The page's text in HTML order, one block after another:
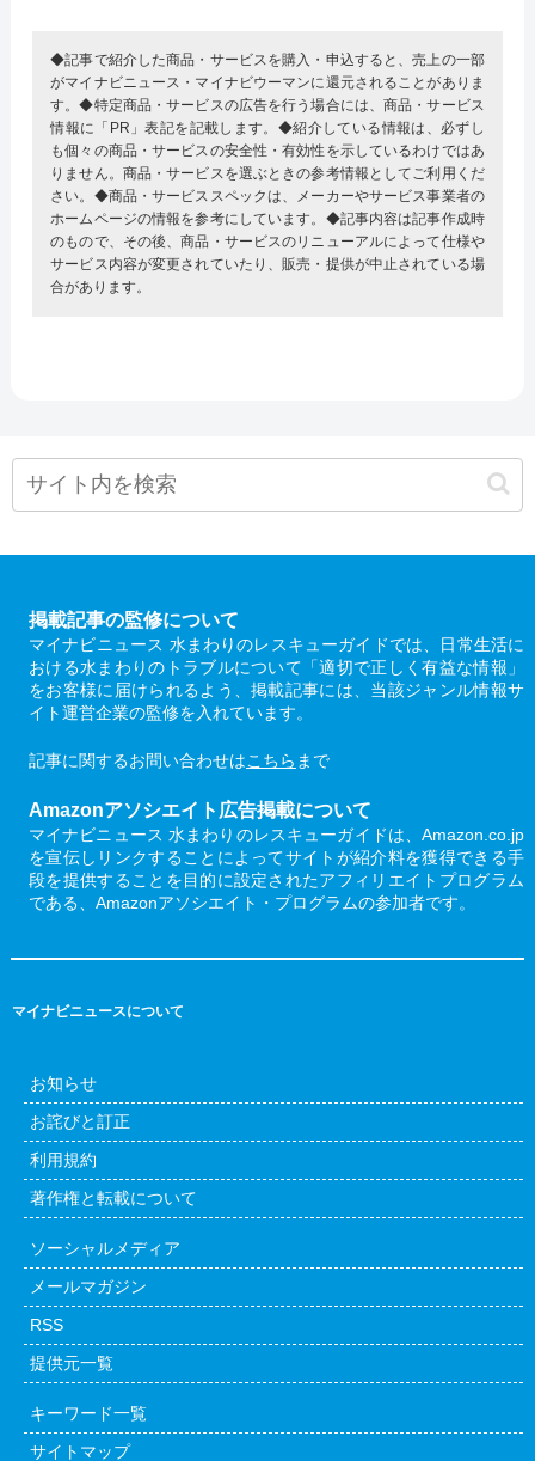
◆記事で紹介した商品・サービスを購入・申込すると、売上の一部
がマイナビニュース・マイナビウーマンに還元されることがありま
す。◆特定商品・サービスの広告を行う場合には、商品・サービス
情報に「PR」表記を記載します。◆紹介している情報は、必ずし
も個々の商品・サービスの安全性・有効性を示しているわけではあ
りません。商品・サービスを選ぶときの参考情報としてご利用くだ
さい。◆商品・サービススペックは、メーカーやサービス事業者の
ホームページの情報を参考にしています。◆記事内容は記事作成時
のもので、その後、商品・サービスのリニューアルによって仕様や
サービス内容が変更されていたり、販売・提供が中止されている場
合があります。
掲載記事の監修について
マイナビニュース 水まわりのレスキューガイドでは、日常生活に
おける水まわりのトラブルについて「適切で正しく有益な情報」
をお客様に届けられるよう、掲載記事には、当該ジャンル情報サ
イト運営企業の監修を入れています。
記事に関するお問い合わせはこちら まで
Amazonアソシエイト広告掲載について
マイナビニュース 水まわりのレスキューガイドは、Amazon.co.jp
を宣伝しリンクすることによってサイトが紹介料を獲得できる手
段を提供することを目的に設定されたアフィリエイトプログラム
である、Amazonアソシエイト・プログラムの参加者です。
マイナビニュースについて
お知らせ
お詫びと訂正
利用規約
著作権と転載について
ソーシャルメディア
メールマガジン
RSS
提供元一覧
キーワード一覧
サイトマップ